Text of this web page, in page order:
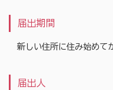
届出期間
新しい住所に住み始めて
届出人